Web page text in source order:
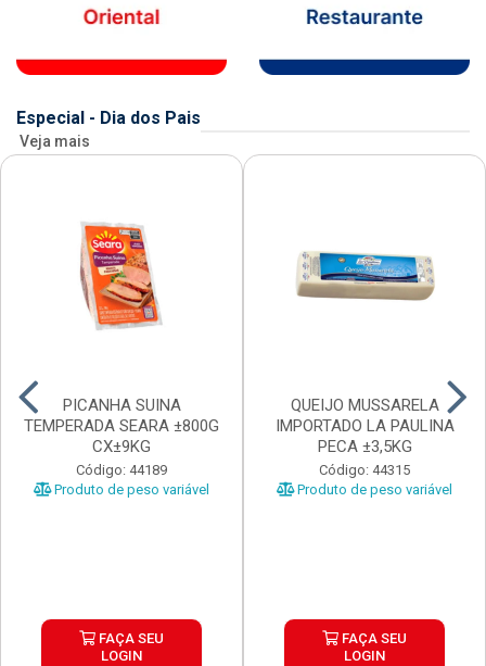
Especial - Dia dos Pais
Veja mais
PICANHA SUINA
TEMPERADA SEARA ±800G
CX±9KG
Código: 44189
Produto de peso variável
FAÇA SEU
LOGIN
QUEIJO MUSSARELA
IMPORTADO LA PAULINA
PECA ±3,5KG
Código: 44315
Produto de peso variável
FAÇA SEU
LOGIN